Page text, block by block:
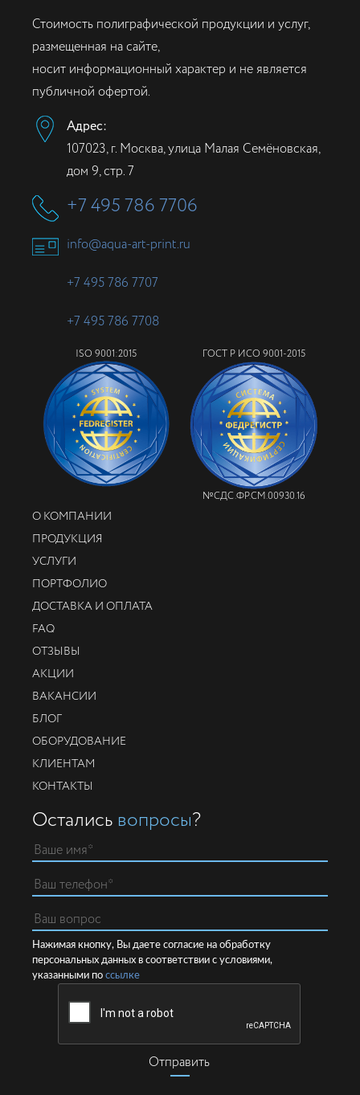
Стоимость полиграфической продукции и услуг,
размещенная на сайте,
носит информационный характер и не является
публичной офертой.
Адрес:
107023, г. Москва, улица Малая Семёновская,
дом 9, стр. 7
+7 495 786 7706
info@aqua-art-print.ru
+7 495 786 7707
+7 495 786 7708
ISO 9001:2015 ГОСТ Р ИСО 9001-2015
№СДС.ФР.СМ.00930.16
О КОМПАНИИ
ПРОДУКЦИЯ
УСЛУГИ
ПОРТФОЛИО
ДОСТАВКА И ОПЛАТА
FAQ
ОТЗЫВЫ
АКЦИИ
ВАКАНСИИ
БЛОГ
ОБОРУДОВАНИЕ
КЛИЕНТАМ
КОНТАКТЫ
Остались вопросы?
Нажимая кнопку, Вы даете согласие на обработку
персональных данных в соответствии с условиями,
указанными по ссылке